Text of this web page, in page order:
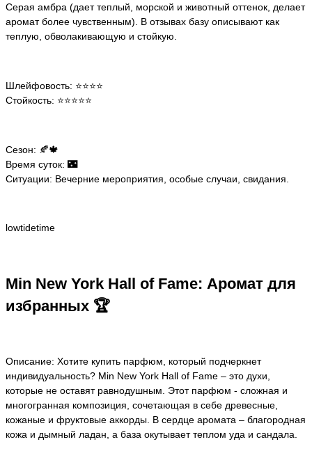
Серая амбра (дает теплый, морской и животный оттенок, делает
аромат более чувственным). В отзывах базу описывают как
теплую, обволакивающую и стойкую.
Шлейфовость: ⭐️⭐️⭐️⭐️
Стойкость: ⭐️⭐️⭐️⭐️⭐️
Сезон: 🍂🍁
Время суток: 🌃
Ситуации: Вечерние мероприятия, особые случаи, свидания.
lowtidetime
Min New York Hall of Fame: Аромат для
избранных 🏆
Описание: Хотите купить парфюм, который подчеркнет
индивидуальность? Min New York Hall of Fame – это духи,
которые не оставят равнодушным. Этот парфюм - сложная и
многогранная композиция, сочетающая в себе древесные,
кожаные и фруктовые аккорды. В сердце аромата – благородная
кожа и дымный ладан, а база окутывает теплом уда и сандала.